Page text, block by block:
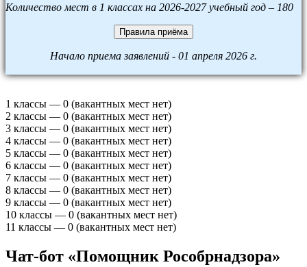
Количество мест в 1 классах на 2026-2027 учебный год – 180
Правила приёма
Начало приема заявлений - 01 апреля 2026 г.
1 классы — 0 (вакантных мест нет)
2 классы — 0 (вакантных мест нет)
3 классы — 0 (вакантных мест нет)
4 классы — 0 (вакантных мест нет)
5 классы — 0 (вакантных мест нет)
6 классы — 0 (вакантных мест нет)
7 классы — 0 (вакантных мест нет)
8 классы — 0 (вакантных мест нет)
9 классы — 0 (вакантных мест нет)
10 классы — 0 (вакантных мест нет)
11 классы — 0 (вакантных мест нет)
Чат-бот «Помощник Рособрнадзора»